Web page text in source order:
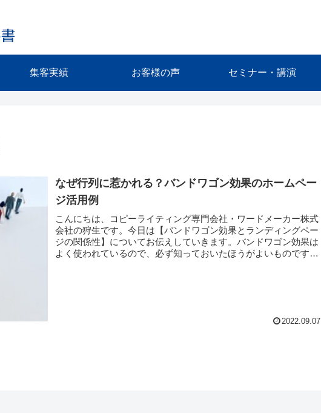
集客実績 お客様の声 セミナー・講演
なぜ行列に惹かれる？バンドワゴン効果のホームペー
ジ活用例
こんにちは、コピーライティング専門会社・ワードメーカー株式
会社の狩生です。今日は【バンドワゴン効果とランディングペー
ジの関係性】についてお伝えしていきます。バンドワゴン効果は
よく使われているので、必ず知っておいたほうがよいものです。
2022.09.07